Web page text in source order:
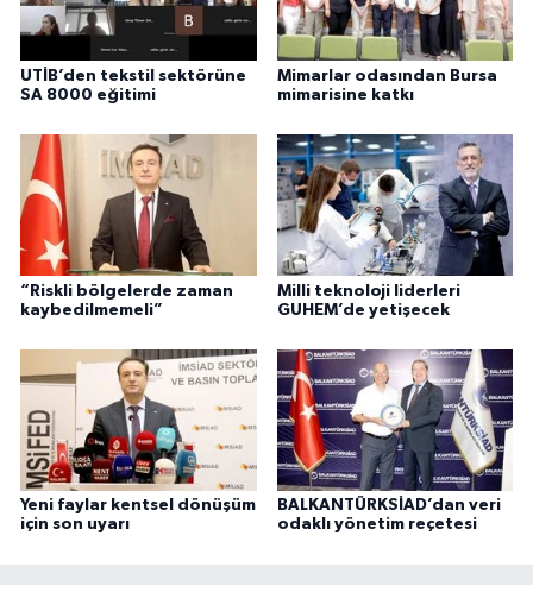
UTİB’den tekstil sektörüne
SA 8000 eğitimi
Mimarlar odasından Bursa
mimarisine katkı
“Riskli bölgelerde zaman
kaybedilmemeli”
Milli teknoloji liderleri
GUHEM’de yetişecek
Yeni faylar kentsel dönüşüm
için son uyarı
BALKANTÜRKSİAD’dan veri
odaklı yönetim reçetesi